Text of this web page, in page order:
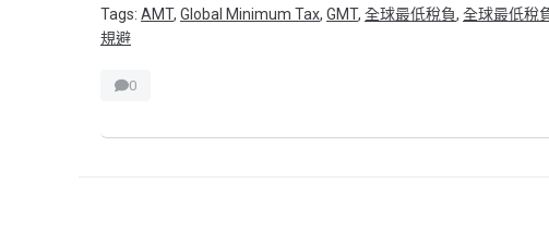
Tags: AMT, Global Minimum Tax, GMT, 全球最低稅負, 全球最低稅
規避
0